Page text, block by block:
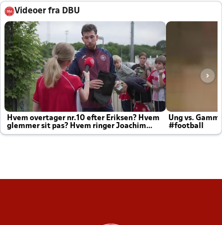
Videoer fra DBU
Hvem overtager nr.10 efter Eriksen? Hvem
glemmer sit pas? Hvem ringer Joachim
altid til efter kampe?
Ung vs.
#football